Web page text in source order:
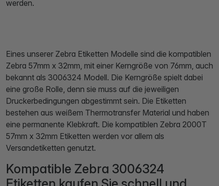
werden.
Eines unserer Zebra Etiketten Modelle sind die kompatiblen
Zebra 57mm x 32mm, mit einer Kerngröße von 76mm, auch
bekannt als 3006324 Modell. Die Kerngröße spielt dabei
eine große Rolle, denn sie muss auf die jeweiligen
Druckerbedingungen abgestimmt sein. Die Etiketten
bestehen aus weißem Thermotransfer Material und haben
eine permanente Klebkraft. Die kompatiblen Zebra 2000T
57mm x 32mm Etiketten werden vor allem als
Versandetiketten genutzt.
Kompatible Zebra 3006324